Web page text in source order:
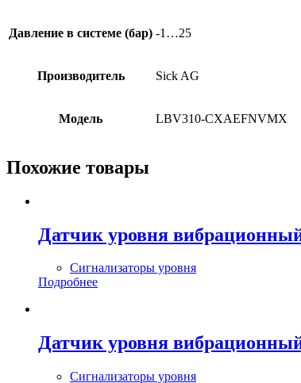
Давление в системе (бар) -1…25
Производитель Sick AG
Модель LBV310-CXAEFNVMX
Похожие товары
Датчик уровня
Сигнализаторы уровня
Подробнее
Датчик уровня
Сигнализаторы уровня